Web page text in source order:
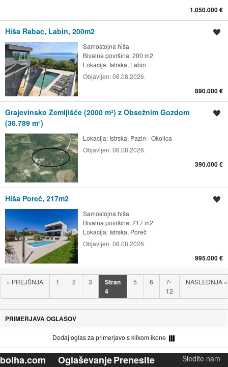
1.050.000 €
Hiša Rabac, Labin, 200m2
Samostojna hiša
Bivalna površina: 200 m2
Lokacija: Istrska, Labin
Objavljen:08.08.2026.
890.000 €
Grajevinsko Zemljišče (2000 m²) z Obsežnim Gozdom
(36.789 m²)
Lokacija: Istrska, Pazin - Okolica
Objavljen:08.08.2026.
390.000 €
Hiša Poreč, 217m2
Samostojna hiša
Bivalna površina: 217 m2
Lokacija: Istrska, Poreč
Objavljen:08.08.2026.
995.000 €
« PREJŠNJA 1 2 3
Stran
4
5 6
7-
12
NASLEDNJA »
PRIMERJAVA OGLASOV
Dodaj oglas za primerjavo s klikom ikone
bolha.com OglaševanjePrenesite
Sledite nam